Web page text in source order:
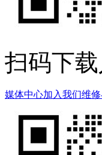
扫码下
媒体中心加入我们维